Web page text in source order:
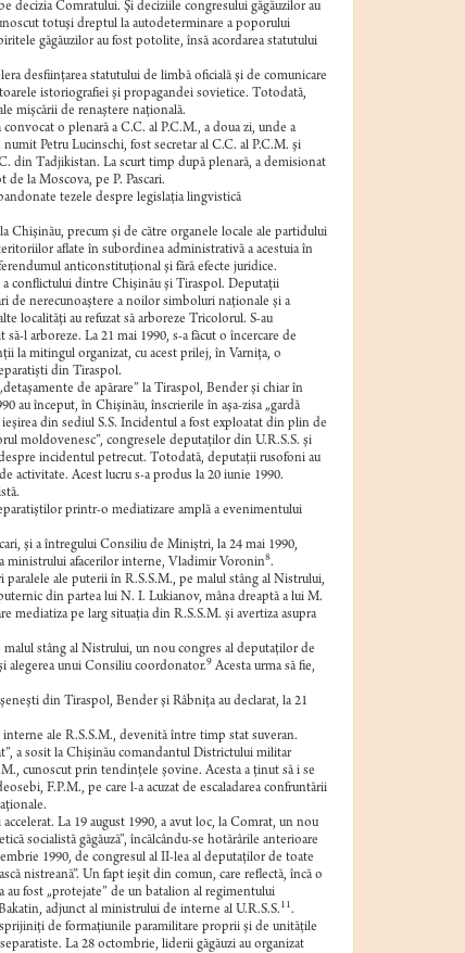
decizia Comratului. Şi deciziile congresului găgăuzilor au
totuşi dreptul la autodeterminare a poporului
găgăuzilor au fost potolite, însă acordarea statutului
desfiinţarea statutului de limbă oficială şi de comunicare
istoriografiei şi propagandei sovietice. Totodată,
mişcării de renaştere naţională.
o plenară a C.C. al P.C.M., a doua zi, unde a
Petru Lucinschi, fost secretar al C.C. al P.C.M. şi
din Tadjikistan. La scurt timp după plenară, a demisionat
la Moscova, pe P. Pascari.
tezele despre legislaţia lingvistică
Chişinău, precum şi de către organele locale ale partidului
aflate în subordinea administrativă a acestuia în
anticonstituţional şi fără efecte juridice.
conflictului dintre Chişinău şi Tiraspol. Deputaţii
de nerecunoaştere a noilor simboluri naţionale şi a
localităţi au refuzat să arboreze Tricolorul. S-au
l arboreze. La 21 mai 1990, s-a făcut o încercare de
la mitingul organizat, cu acest prilej, în Varniţa, o
din Tiraspol.
de apărare” la Tiraspol, Bender şi chiar în
început, în Chişinău, înscrierile în aşa-zisa „gardă
din sediul S.S. Incidentul a fost exploatat din plin de
moldovenesc”, congresele deputaţilor din U.R.S.S. şi
incidentul petrecut. Totodată, deputaţii rusofoni au
activitate. Acest lucru s-a produs la 20 iunie 1990.
printr-o mediatizare amplă a evenimentului
şi a întregului Consiliu de Miniştri, la 24 mai 1990,
ministrului afacerilor interne, Vladimir Voronin8.
ale puterii în R.S.S.M., pe malul stâng al Nistrului,
din partea lui N. I. Lukianov, mâna dreaptă a lui M.
mediatiza pe larg situaţia din R.S.S.M. şi avertiza asupra
stâng al Nistrului, un nou congres al deputaţilor de
alegerea unui Consiliu coordonator.9Acesta urma să fie,
din Tiraspol, Bender şi Râbniţa au declarat, la 21
ale R.S.S.M., devenită între timp stat suveran.
a sosit la Chişinău comandantul Districtului militar
cunoscut prin tendinţele şovine. Acesta a ţinut să i se
F.P.M., pe care l-a acuzat de escaladarea confruntării
La 19 august 1990, a avut loc, la Comrat, un nou
socialistă găgăuză”, încălcându-se hotărârile anterioare
1990, de congresul al II-lea al deputaţilor de toate
nistreană”. Un fapt ieşit din comun, care reflectă, încă o
fost „protejate” de un batalion al regimentului
adjunct al ministrului de interne al U.R.S.S. 11.
de formaţiunile paramilitare proprii şi de unităţile
La 28 octombrie, liderii găgăuzi au organizat